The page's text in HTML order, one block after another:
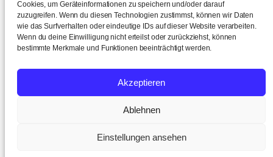
Cookies, um Geräteinformationen zu speichern und/oder darauf
zuzugreifen. Wenn du diesen Technologien zustimmst, können wir Daten
wie das Surfverhalten oder eindeutige IDs auf dieser Website verarbeiten.
Wenn du deine Einwilligung nicht erteilst oder zurückziehst, können
bestimmte Merkmale und Funktionen beeinträchtigt werden.
Akzeptieren
Ablehnen
Einstellungen ansehen
Baustellen-Tipps direkt in dein Postfach.
✉ Zur Anmeldung
Versand & Abholung |Cookie-Richtlinie